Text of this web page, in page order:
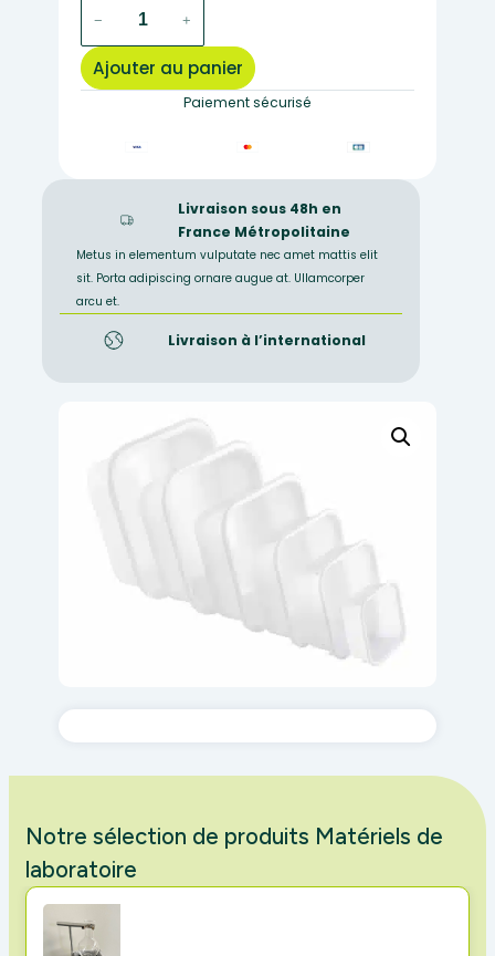
cuvette
carrée
− +
Ajouter au panier
Paiement sécurisé
Livraison sous 48h en
France Métropolitaine
Metus in elementum vulputate nec amet mattis elit
sit. Porta adipiscing ornare augue at. Ullamcorper
arcu et.
Livraison à l’international
Notre sélection de produits Matériels de
laboratoire